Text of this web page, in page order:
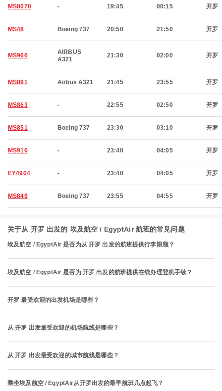
MS8070 - 19:45 00:15 开罗
MS48 Boeing 737 20:50 21:50 开罗
MS966
AIRBUS
A321
21:30 02:00 开罗
MS891 Airbus A321 21:45 23:55 开罗
MS863 - 22:55 02:50 开罗
MS851 Boeing 737 23:30 03:10 开罗
MS916 - 23:40 04:05 开罗
EY4904 - 23:40 04:05 开罗
MS849 Boeing 737 23:55 04:55 开罗
关于从 开罗 出发的 埃及航空 / EgyptAir 航班的常见问题
埃及航空 / EgyptAir 是否为从 开罗 出发的航班提供行李限额？
埃及航空 / EgyptAir 是否为 开罗 出发的航班提供在线办理登机手续？
开罗 最受欢迎的出发机场是哪些？
从 开罗 出发最受欢迎的机场航线是哪些？
从 开罗 出发最受欢迎的城市航线是哪些？
乘坐埃及航空 / EgyptAir从开罗出发的最早航班几点起飞？